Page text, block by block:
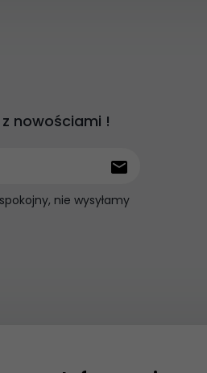
nowościami !
nie wysyłamy